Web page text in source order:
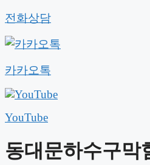
전화상담
카카오톡
YouTube
동대문하수구막